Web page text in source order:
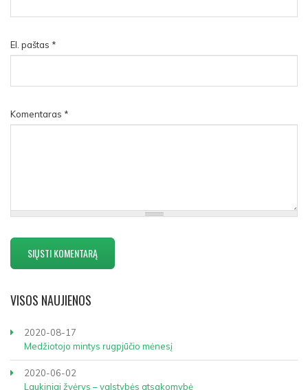
El. paštas *
Komentaras *
VISOS NAUJIENOS
2020-08-17
Medžiotojo mintys rugpjūčio mėnesį
2020-06-02
Laukiniai žvėrys – valstybės atsakomybė